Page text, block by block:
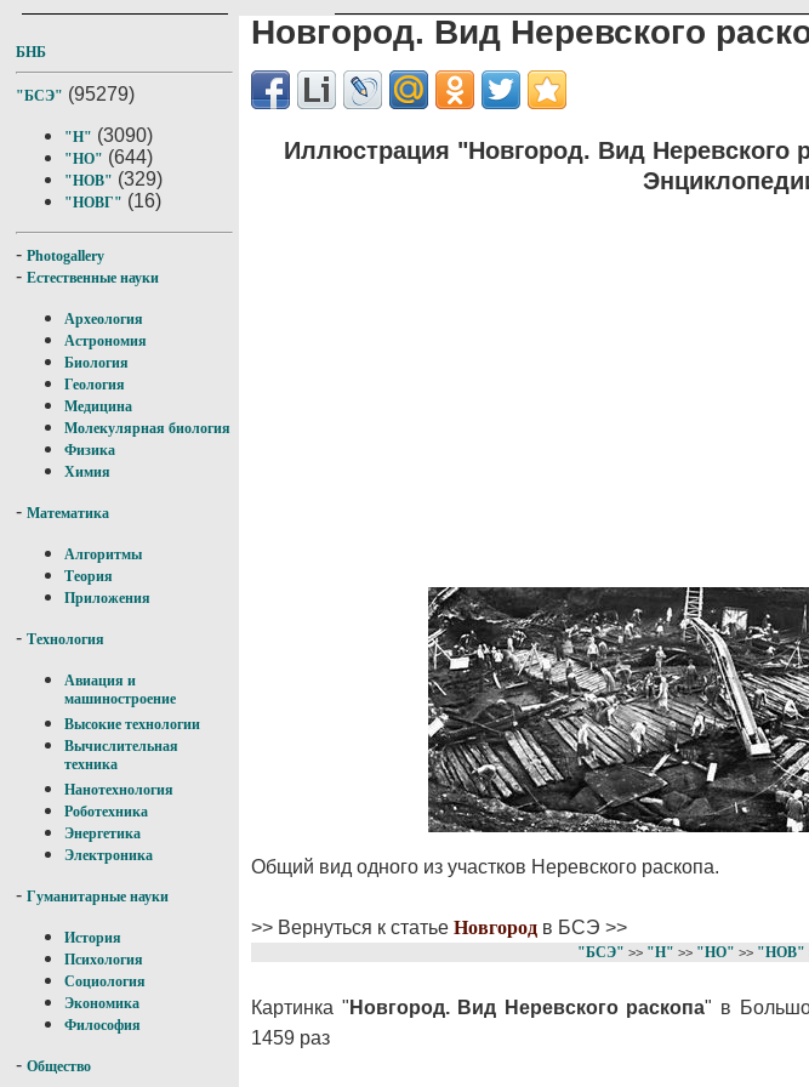
БНБ
"БСЭ" (95279)
"Н" (3090)
"НО" (644)
"НОВ" (329)
"НОВГ" (16)
- Photogallery
- Естественные науки
Археология
Астрономия
Биология
Геология
Медицина
Молекулярная биология
Физика
Химия
- Математика
Алгоритмы
Теория
Приложения
- Технология
Авиация и
машиностроение
Высокие технологии
Вычислительная
техника
Нанотехнология
Роботехника
Энергетика
Электроника
- Гуманитарные науки
История
Психология
Социология
Экономика
Философия
- Общество
Новгород. Вид Неревского
Иллюстрация "Новгород. Вид Неревского
Общий вид одного из участков Неревского раскопа.
>> Вернуться к статье Новгород в БСЭ >>
"БСЭ" >> "Н" >> "НО" >> "НОВ"
Картинка " Новгород. Вид Неревского раскопа" в
1459 раз